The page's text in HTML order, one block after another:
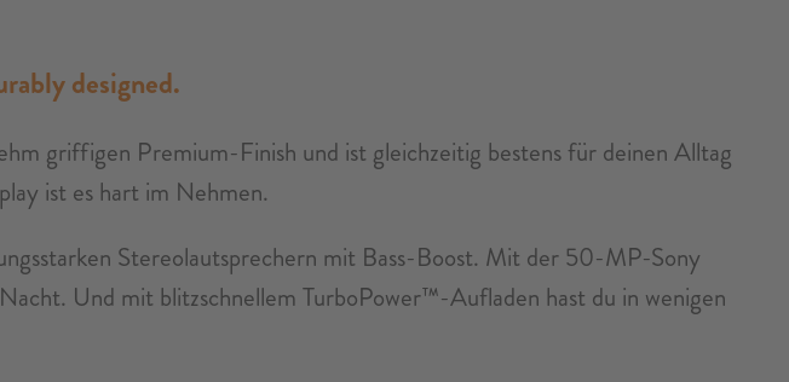
designed.
griffigen Premium-Finish und ist gleichzeitig bestens für deinen Alltag
ist es hart im Nehmen.
Stereolautsprechern mit Bass-Boost. Mit der 50-MP-Sony
Und mit blitzschnellem TurboPower™-Aufladen hast du in wenigen